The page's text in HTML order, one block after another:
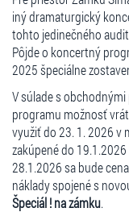
iný dramaturgický
tohto jedinečného
Pôjde o koncertný
2025 špeciálne
V súlade s
programu možnosť
využiť do 23. 1. 2026 v
zakúpené do
28.1.2026 sa bude
náklady spojené s
Špeciál ! na zámku.